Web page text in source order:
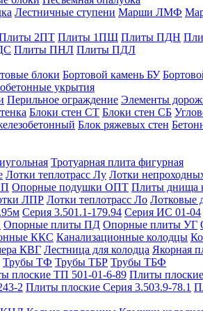
Лестничные ступени Марши ЛМФ
2ПТ Плиты 1ПШ Плиты ПДН
Плиты ПНЛ Плиты ПДЛ
блоки Бортовой камень БУ
укрытия
Перильное ограждение Элементы
Блоки стен СТ Блоки стен СБ
Блок ряжевых стен
Тротуарная плита фигурная
Лотки теплотрасс Лу Лотки
Опорные подушки ОПТ Плиты днища
ЛПР Лотки теплотрасс Ло Лотковые
Серия 3.501.1-179.94 Серия ИС 01-04
Опорные плиты ПД Опорные плиты УГ
ККС Канализационные колодцы
КВГ Лестница для колодца Якорная
Трубы ТФ Трубы ТБР Трубы ТБФ
плоские ТП 501-01-6-89 Плиты
2 Плиты плоские Серия 3.503.9-78.1